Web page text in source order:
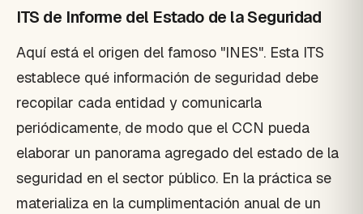
ITS de Informe del Estado de la Seguridad
Aquí está el origen del famoso "INES". Esta ITS
establece qué información de seguridad debe
recopilar cada entidad y comunicarla
periódicamente, de modo que el CCN pueda
elaborar un panorama agregado del estado de la
seguridad en el sector público. En la práctica se
materializa en la cumplimentación anual de un